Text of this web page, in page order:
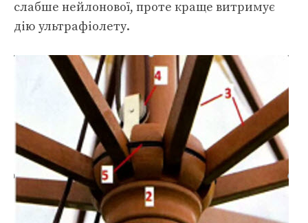
слабше нейлонової, проте краще витримує
дію ультрафіолету.